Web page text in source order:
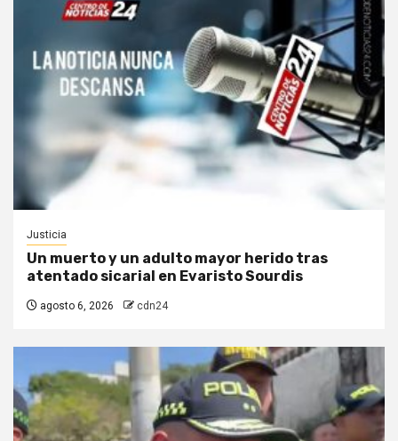
Justicia
Un muerto y un adulto mayor herido tras
atentado sicarial en Evaristo Sourdis
agosto 6, 2026 cdn24